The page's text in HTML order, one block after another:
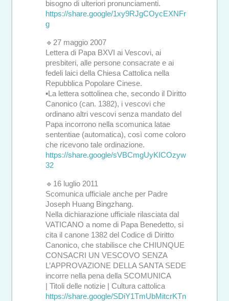
bisogno di ulteriori pronunciamenti.
https://share.google/1xy9RJgCOycEXNFr
g
🔹27 maggio 2007
Lettera di Papa BXVI ai Vescovi, ai
presbiteri, alle persone consacrate e ai
fedeli laici della Chiesa Cattolica nella
Repubblica Popolare Cinese.
▪️La lettera sottolinea che, secondo il Diritto
Canonico (can. 1382), i vescovi che
ordinano altri vescovi senza mandato del
Papa incorrono nella scomunica latae
sententiae (automatica), così come coloro
che ricevono tale ordinazione.
https://share.google/sVBCmgUyKICOzyw
32
🔹16 luglio 2011
Scomunica ufficiale anche per Padre
Joseph Huang Bingzhang.
Nella dichiarazione ufficiale rilasciata dal
VATICANO a nome di Papa Benedetto, si
cita il canone 1382 del Codice di Diritto
Canonico, che stabilisce che CHIUNQUE
CONSACRI UN VESCOVO SENZA
L’APPROVAZIONE DELLA SANTA SEDE
incorre nella pena della SCOMUNICA
| Titoli delle notizie | Cultura cattolica
https://share.google/SDiY1TmUbMitcrKTn